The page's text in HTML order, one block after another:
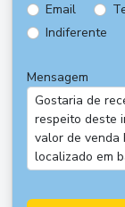
Email
Indiferente
Mensagem